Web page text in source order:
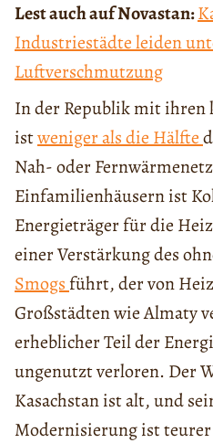
Lest auch auf Novastan:
Industriestädte leiden
Luftverschmutzung
In der Republik mit
istweniger als die Hälfte
Nah- oder
Einfamilienhäusern ist
Energieträger für die
einer Verstärkung des
Smogsführt, der von
Großstädten wie Almaty
erheblicher Teil der
ungenutzt verloren. Der
Kasachstan ist alt, und
Modernisierung ist